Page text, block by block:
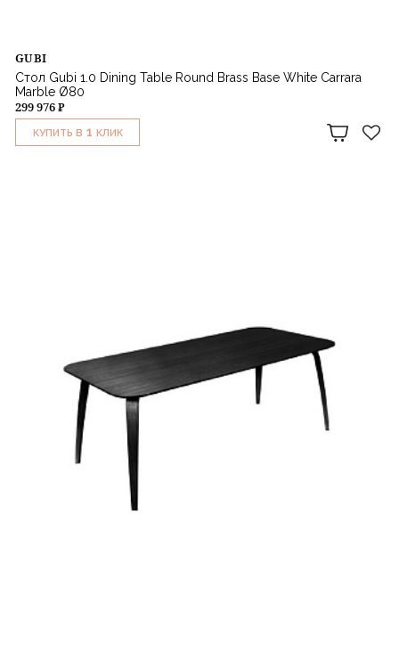
GUBI
Стол Gubi 1.0 Dining Table Round Brass Base White Carrara
Marble Ø80
299 976 ₽
КУПИТЬ В 1 КЛИК